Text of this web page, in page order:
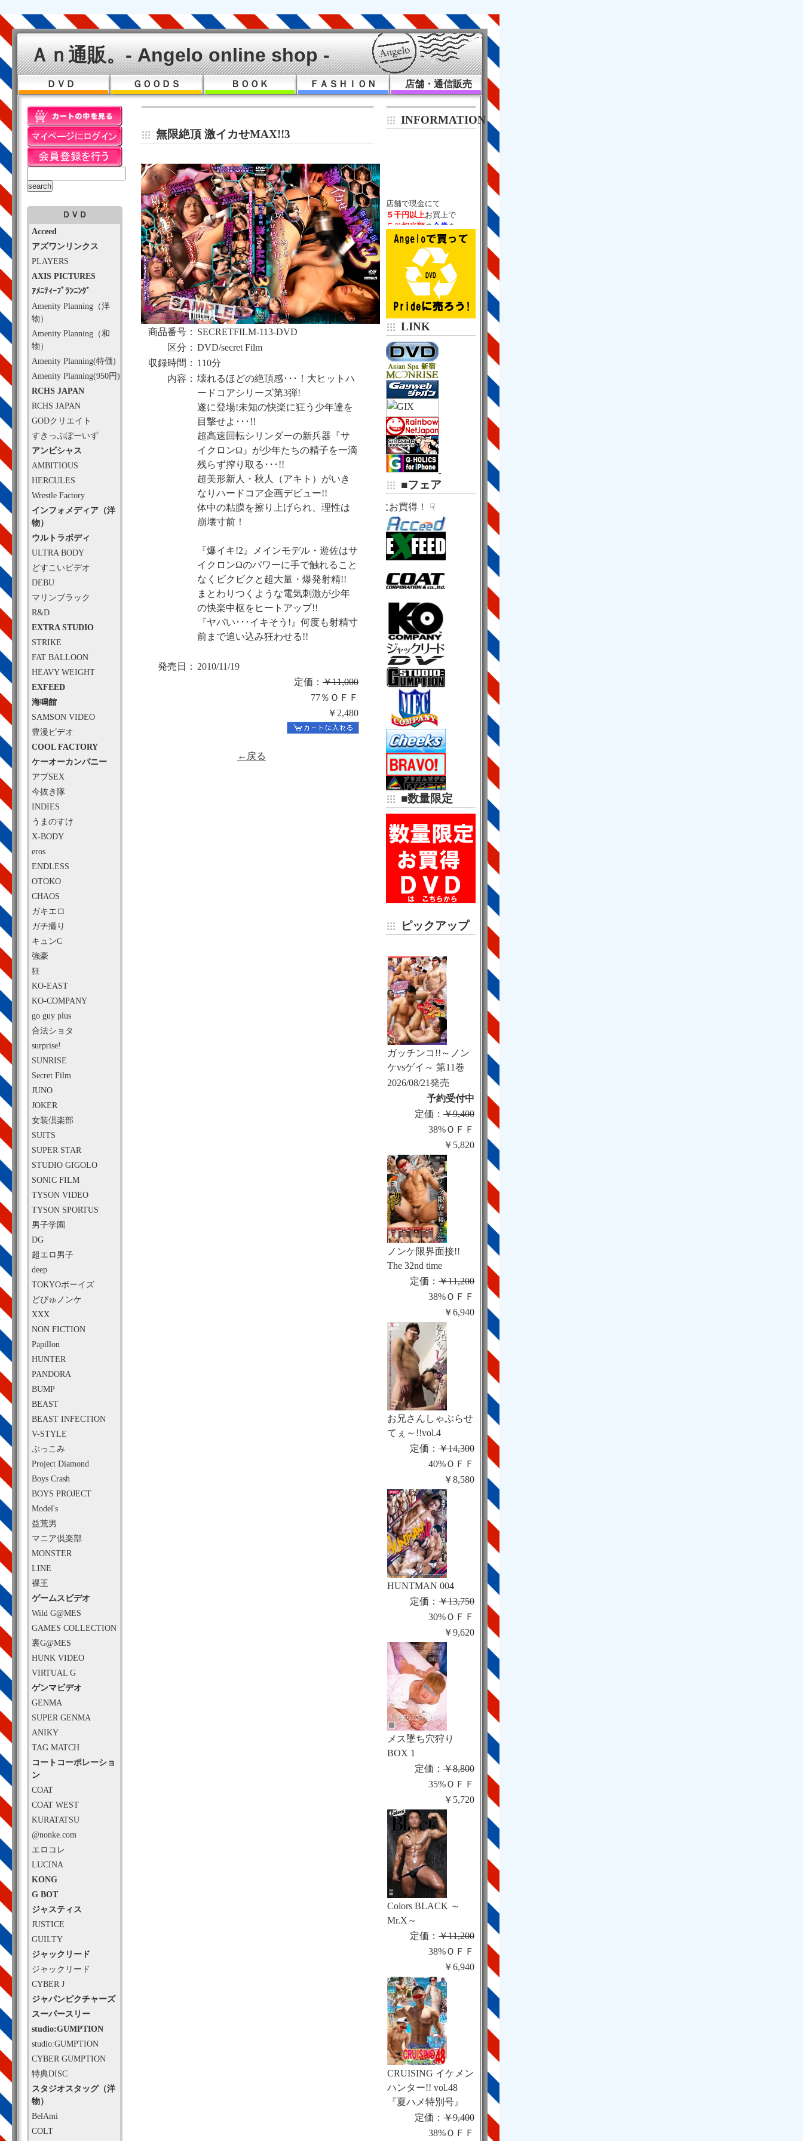
Ａｎ通販。- Angelo online shop -
ＤＶＤ ＧＯＯＤＳ ＢＯＯＫ ＦＡＳＨＩＯＮ 店舗・通信販売
ＤＶＤ
Acceed
アズワンリンクス
PLAYERS
AXIS PICTURES
ｱﾒﾆﾃｨｰﾌﾟﾗﾝﾆﾝｸﾞ
Amenity Planning（洋
物）
Amenity Planning（和
物）
Amenity Planning(特価)
Amenity Planning(950円)
RCHS JAPAN
RCHS JAPAN
GODクリエイト
すきっぷぼーいず
アンビシャス
AMBITIOUS
HERCULES
Wrestle Factory
インフォメディア（洋
物）
ウルトラボディ
ULTRA BODY
どすこいビデオ
DEBU
マリンブラック
R&D
EXTRA STUDIO
STRIKE
FAT BALLOON
HEAVY WEIGHT
EXFEED
海鳴館
SAMSON VIDEO
豊漫ビデオ
COOL FACTORY
ケーオーカンパニー
アブSEX
今抜き隊
INDIES
うまのすけ
X-BODY
eros
ENDLESS
OTOKO
CHAOS
ガキエロ
ガチ撮り
キュンC
強豪
狂
KO-EAST
KO-COMPANY
go guy plus
合法ショタ
surprise!
SUNRISE
Secret Film
JUNO
JOKER
女装倶楽部
SUITS
SUPER STAR
STUDIO GIGOLO
SONIC FILM
TYSON VIDEO
TYSON SPORTUS
男子学園
DG
超エロ男子
deep
TOKYOボーイズ
どぴゅノンケ
XXX
NON FICTION
Papillon
HUNTER
PANDORA
BUMP
BEAST
BEAST INFECTION
V-STYLE
ぶっこみ
Project Diamond
Boys Crash
BOYS PROJECT
Model's
益荒男
マニア倶楽部
MONSTER
LINE
裸王
ゲームスビデオ
Wild G@MES
GAMES COLLECTION
裏G@MES
HUNK VIDEO
VIRTUAL G
ゲンマビデオ
GENMA
SUPER GENMA
ANIKY
TAG MATCH
コートコーポレーショ
ン
COAT
COAT WEST
KURATATSU
@nonke.com
エロコレ
LUCINA
KONG
G BOT
ジャスティス
JUSTICE
GUILTY
ジャックリード
ジャックリード
CYBER J
ジャパンピクチャーズ
スーパースリー
studio:GUMPTION
studio:GUMPTION
CYBER GUMPTION
特典DISC
スタジオスタッグ（洋
物）
BelAmi
COLT
無限絶頂 激イカせMAX!!3
商品番号： SECRETFILM-113-DVD
区分： DVD/secret Film
収録時間： 110分
内容： 壊れるほどの絶頂感･･･！大ヒットハ
ードコアシリーズ第3弾!
遂に登場!未知の快楽に狂う少年達を
目撃せよ･･･!!
超高速回転シリンダーの新兵器『サ
イクロンΩ』が少年たちの精子を一滴
残らず搾り取る･･･!!
超美形新人・秋人（アキト）がいき
なりハードコア企画デビュー!!
体中の粘膜を擦り上げられ、理性は
崩壊寸前！
『爆イキ!2』メインモデル・遊佐はサ
イクロンΩのパワーに手で触れること
なくビクビクと超大量・爆発射精!!
まとわりつくような電気刺激が少年
の快楽中枢をヒートアップ!!
『ヤバい･･･イキそう!』何度も射精寸
前まで追い込み狂わせる!!
発売日： 2010/11/19
定価： ￥11,000
77％ＯＦＦ
￥2,480
←戻る
INFORMATION
５千円以上
５％相当額の金券
チケットバック！
（通販は除く）
京王新線・都営新宿線
新宿駅
京王地下通路
京王モールアネックス
７番出口５９秒！
中華日高屋の右２軒隣
新和ビル３０２
（Ｂ１階味噌らーめん
LINK
■フェア
☟ さらにお買得！ ☟
■数量限定
ピックアップ
ガッチンコ!!～ノン
ケvsゲイ～ 第11巻
2026/08/21発売
予約受付中
定価： ￥9,400
38%ＯＦＦ
￥5,820
ノンケ限界面接!!
The 32nd time
定価： ￥11,200
38%ＯＦＦ
￥6,940
お兄さんしゃぶらせ
てぇ～!!vol.4
定価： ￥14,300
40%ＯＦＦ
￥8,580
HUNTMAN 004
定価： ￥13,750
30%ＯＦＦ
￥9,620
メス墜ち穴狩り
BOX 1
定価： ￥8,800
35%ＯＦＦ
￥5,720
Colors BLACK ～
Mr.X～
定価： ￥11,200
38%ＯＦＦ
￥6,940
CRUISING イケメン
ハンター!! vol.48
『夏ハメ特別号』
定価： ￥9,400
38%ＯＦＦ